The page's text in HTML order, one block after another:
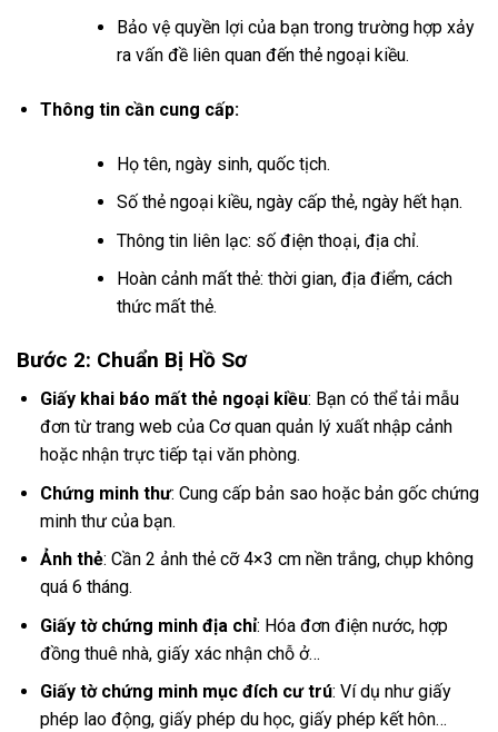
Bảo vệ quyền lợi của bạn trong trường hợp xảy
ra vấn đề liên quan đến thẻ ngoại kiều.
Thông tin cần cung cấp:
Họ tên, ngày sinh, quốc tịch.
Số thẻ ngoại kiều, ngày cấp thẻ, ngày hết hạn.
Thông tin liên lạc: số điện thoại, địa chỉ.
Hoàn cảnh mất thẻ: thời gian, địa điểm, cách
thức mất thẻ.
Bước 2: Chuẩn Bị Hồ Sơ
Giấy khai báo mất thẻ ngoại kiều: Bạn có thể tải mẫu
đơn từ trang web của Cơ quan quản lý xuất nhập cảnh
hoặc nhận trực tiếp tại văn phòng.
Chứng minh thư: Cung cấp bản sao hoặc bản gốc chứng
minh thư của bạn.
Ảnh thẻ: Cần 2 ảnh thẻ cỡ 4×3 cm nền trắng, chụp không
quá 6 tháng.
Giấy tờ chứng minh địa chỉ: Hóa đơn điện nước, hợp
đồng thuê nhà, giấy xác nhận chỗ ở…
Giấy tờ chứng minh mục đích cư trú: Ví dụ như giấy
phép lao động, giấy phép du học, giấy phép kết hôn…